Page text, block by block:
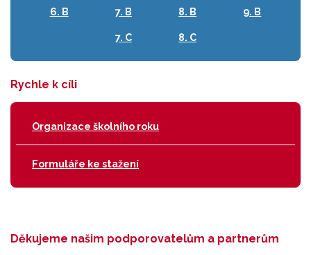
6. B 7. B
7. C
8. B
8. C
9. B
Rychle k cíli
Organizace školního roku
Formuláře ke stažení
Děkujeme našim podporovatelům a partnerům